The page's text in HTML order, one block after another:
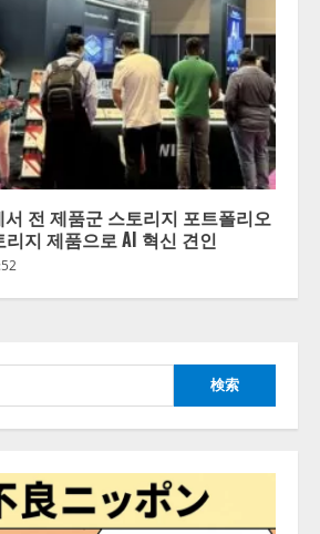
서 전 제품군 스토리지 포트폴리오
지 제품으로 AI 혁신 견인
【開催報告】次世代AIプラットフ
ォーム「TAIZA」および新サービ
スに関する記者発表会を開催
2026/08/07/17:53:45
lmessage、MCP接続機能を強化
し、AIから設定操作できる機能を
拡充
2026/08/07/13:53:50
【2026年企業のAI導入・活用に関
業の68.0％が、自社でのAI導入・
活用は「上手くいっている」と回
答
2026/08/07/13:53:50
ナレッジワーク、AIエンジニア油
スAIエージェントOS」「営業領域
の業界特化LLM」の開発とAI研究
開発をリード